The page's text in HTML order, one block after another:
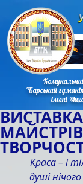
"Барський
імені
Краса – і
душі